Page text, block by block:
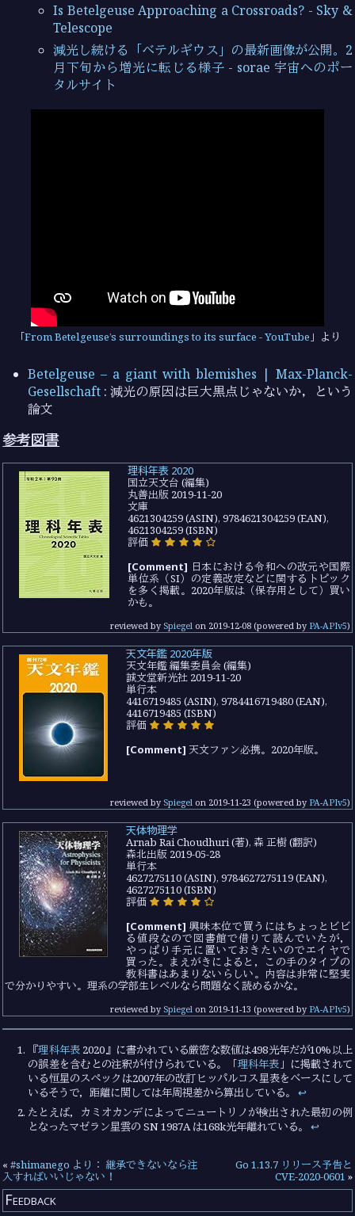
Is Betelgeuse Approaching a Crossroads? - Sky &
Telescope
減光し続ける「ベテルギウス」の最新画像が公開。2
月下旬から増光に転じる様子 - sorae 宇宙へのポー
タルサイト
From Betelgeuse’s surroundings to its surface - YouTube より
Betelgeuse – a giant with blemishes | Max-Planck-
Gesellschaft : 減光の原因は巨大黒点じゃないか，という
論文
参考図書
理科年表 2020
国立天文台 (編集)
丸善出版 2019-11-20
文庫
4621304259 (ASIN), 9784621304259 (EAN),
4621304259 (ISBN)
評価
[Comment] 日本における令和への改元や国際
単位系（SI）の定義改定などに関するトピック
を多く掲載。2020年版は（保存用として）買い
かも。
reviewed by Spiegelon 2019-12-08(powered by PA-APIv5)
天文年鑑 2020年版
天文年鑑 編集委員会 (編集)
誠文堂新光社 2019-11-20
単行本
4416719485 (ASIN), 9784416719480 (EAN),
4416719485 (ISBN)
評価
[Comment] 天文ファン必携。2020年版。
reviewed by Spiegelon 2019-11-23 (powered by PA-APIv5)
天体物理学
Arnab Rai Choudhuri (著), 森 正樹 (翻訳)
森北出版 2019-05-28
単行本
4627275110 (ASIN), 9784627275119 (EAN),
4627275110 (ISBN)
評価
[Comment] 興味本位で買うにはちょっとビビ
る値段なので図書館で借りて読んでいたが，
やっぱり手元に置いておきたいのでエイヤで
買った。まえがきによると，この手のタイプの
教科書はあまりないらしい。内容は非常に堅実
で分かりやすい。理系の学部生レベルなら問題なく読めるかな。
reviewed by Spiegelon 2019-11-13 (powered by PA-APIv5)
『理科年表 2020』に書かれている厳密な数値は498光年だが10%以上
の誤差を含むとの注釈が付けられている。「理科年表 」に掲載されて
いる恒星のスペックは2007年の改訂ヒッパルコス星表をベースにして
いるそうで，距離に関しては年周視差から算出している。↩︎
たとえば，カミオカンデによってニュートリノが検出された最初の例
となったマゼラン星雲の SN 1987A は168k光年離れている。↩︎
«#shimanego より： 継承できないなら注
入すればいいじゃない！
Go 1.13.7 リリース予告と
CVE-2020-0601 »
Feedback